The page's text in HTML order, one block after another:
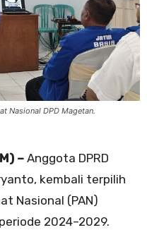
Nasional DPD Magetan.
– Anggota DPRD
kembali terpilih
Nasional (PAN)
2024–2029.